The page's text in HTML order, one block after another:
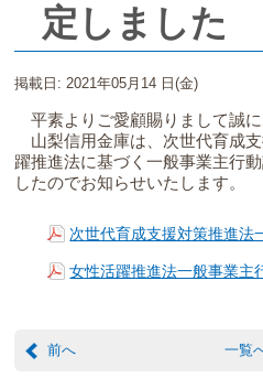
店舗・ATM
採用情報
定しました
掲載日: 2021年05月14 日(金)
平素よりご愛顧賜りまして誠に
山梨信用金庫は、次世代育成
躍推進法に基づく一般事業主行
したのでお知らせいたします。
次世代育成支援対策推進法
女性活躍推進法一般事業主
前へ 一覧